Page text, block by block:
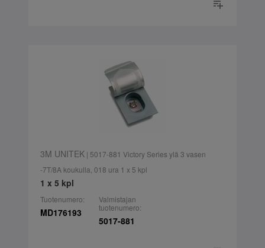
3M UNITEK| 5017-881 Victory Series ylä 3 vasen
-7T/8A koukulla, 018 ura 1 x 5 kpl
1 x 5 kpl
Tuotenumero:
MD176193
Valmistajan
tuotenumero:
5017-881